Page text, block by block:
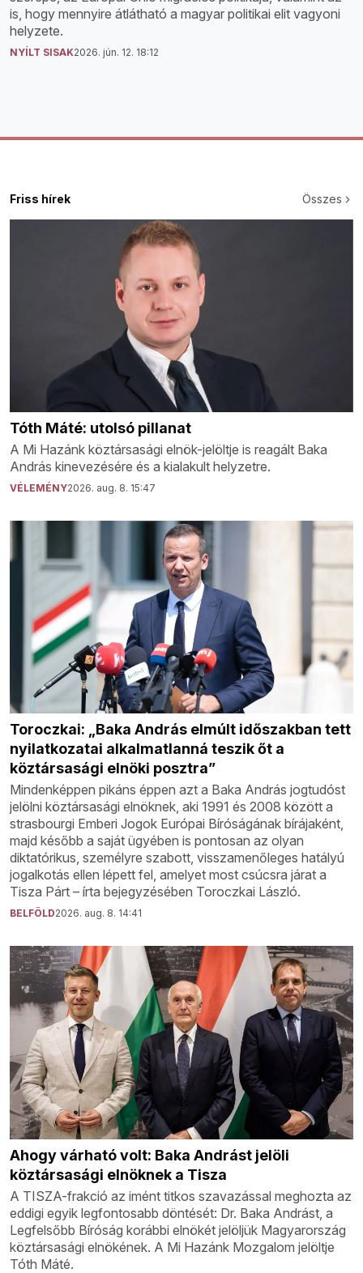
is, hogy mennyire átlátható a magyar politikai elit vagyoni
helyzete.
NYÍLT SISAK2026. jún. 12. 18:12
Friss hírek Összes
Tóth Máté: utolsó pillanat
A Mi Hazánk köztársasági elnök-jelöltje is reagált Baka
András kinevezésére és a kialakult helyzetre.
VÉLEMÉNY2026. aug. 8. 15:47
Toroczkai: „Baka András elmúlt időszakban tett
nyilatkozatai alkalmatlanná teszik őt a
köztársasági elnöki posztra”
Mindenképpen pikáns éppen azt a Baka András jogtudóst
jelölni köztársasági elnöknek, aki 1991 és 2008 között a
strasbourgi Emberi Jogok Európai Bíróságának bírájaként,
majd később a saját ügyében is pontosan az olyan
diktatórikus, személyre szabott, visszamenőleges hatályú
jogalkotás ellen lépett fel, amelyet most csúcsra járat a
Tisza Párt – írta bejegyzésében Toroczkai László.
BELFÖLD2026. aug. 8. 14:41
Ahogy várható volt: Baka Andrást jelöli
köztársasági elnöknek a Tisza
A TISZA-frakció az imént titkos szavazással meghozta az
eddigi egyik legfontosabb döntését: Dr. Baka Andrást, a
Legfelsőbb Bíróság korábbi elnökét jelöljük Magyarország
köztársasági elnökének. A Mi Hazánk Mozgalom jelöltje
Tóth Máté.